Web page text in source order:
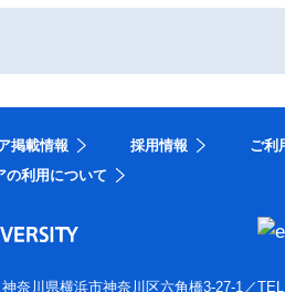
掲載情報 採用情報 ご利
の利用について
奈川県横浜市神奈川区六角橋3-27-1 ／TEL